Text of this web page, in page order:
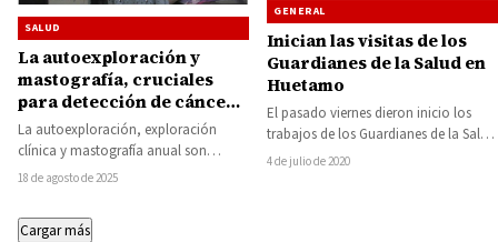
SALUD
La autoexploración y
mastografía, cruciales
para detección de cáncer
de mama; tratamiento
oportuno permite una
atención adecuada
La autoexploración, exploración
clínica y mastografía anual son
acciones fundamentales para la
mama,…
18 de agosto de 2025
GENERAL
Inician las visitas de los
Guardianes de la Salud en
Huetamo
El pasado viernes dieron inicio los
trabajos de los Guardianes de la Salud
en Huetamo, visitando a los…
4 de julio de 2020
Cargar más